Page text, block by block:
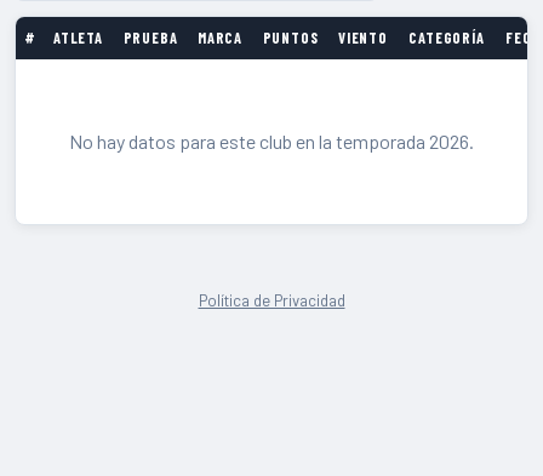
# ATLETA PRUEBA MARCA PUNTOS VIENTO CATEGORÍA
No hay datos para este club en la temporada 2026.
Política de Privacidad